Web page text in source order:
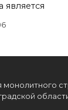
является